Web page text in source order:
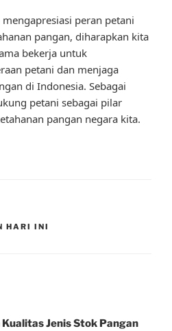
peran petani
pangan, diharapkan kita
bekerja untuk
petani dan menjaga
di Indonesia. Sebagai
petani sebagai pilar
pangan negara kita.
HARI INI
Jenis Stok Pangan